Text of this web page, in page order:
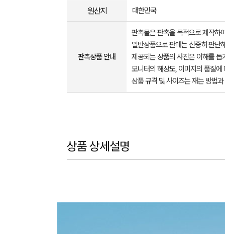
원산지 대한민국
판촉상품 안내
판촉물은 판촉을 목적으로 제작하
일반상품으로 판매는 신중히 판단
제공되는 상품의 사진은 이해를
모니터의 해상도, 이미지의 품질
상품 규격 및 사이즈는 재는 방법
상품 상세설명